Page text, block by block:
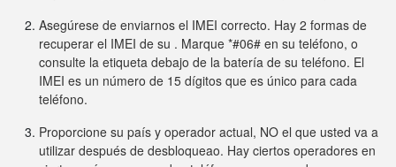
Asegúrese de enviarnos el IMEI correcto. Hay 2 formas de
recuperar el IMEI de su . Marque *#06# en su teléfono, o
consulte la etiqueta debajo de la batería de su teléfono. El
IMEI es un número de 15 dígitos que es único para cada
teléfono.
Proporcione su país y operador actual, NO el que usted va a
utilizar después de desbloqueao. Hay ciertos operadores en